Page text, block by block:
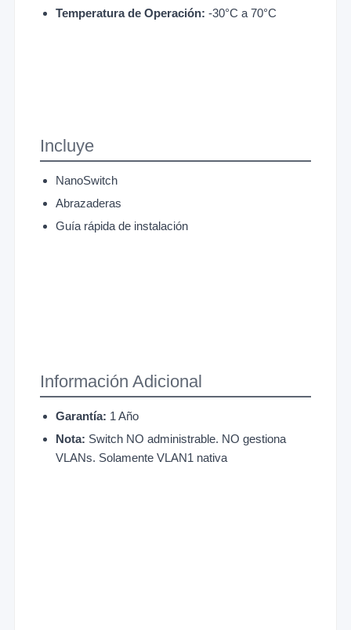
Temperatura de Operación: -30°C a 70°C
Incluye
NanoSwitch
Abrazaderas
Guía rápida de instalación
Información Adicional
Garantía: 1 Año
Nota: Switch NO administrable. NO gestiona
VLANs. Solamente VLAN1 nativa